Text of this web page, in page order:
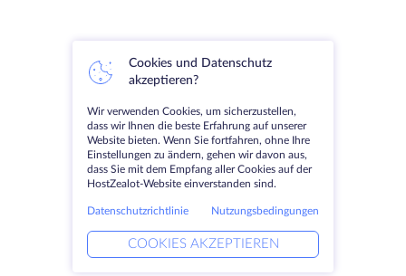
Cookies und Datenschutz
akzeptieren?
Wir verwenden Cookies, um sicherzustellen,
dass wir Ihnen die beste Erfahrung auf unserer
Website bieten. Wenn Sie fortfahren, ohne Ihre
Einstellungen zu ändern, gehen wir davon aus,
dass Sie mit dem Empfang aller Cookies auf der
HostZealot-Website einverstanden sind.
Datenschutzrichtlinie Nutzungsbedingungen
COOKIES AKZEPTIEREN